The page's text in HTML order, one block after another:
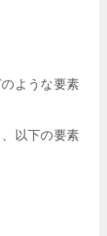
ような要素
以下の要素